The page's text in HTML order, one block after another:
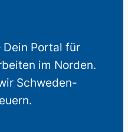
Dein Portal für
im Norden.
Schweden-